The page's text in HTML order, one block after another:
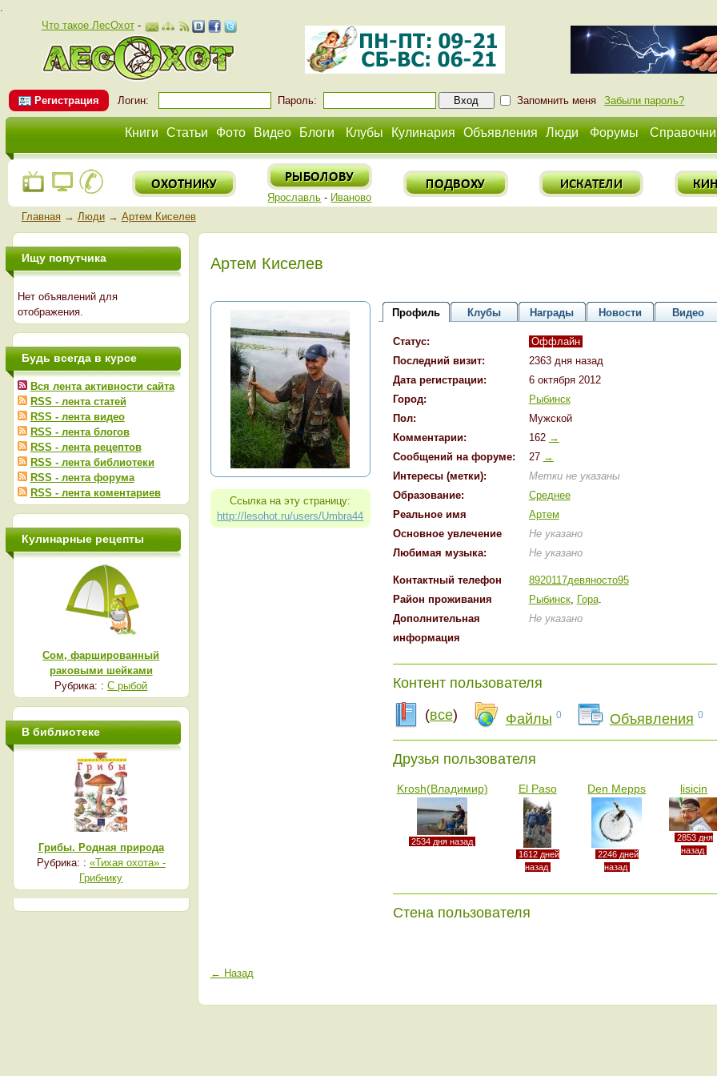
.
Что такое ЛесОхот-
Регистрация Логин: Пароль: Запомнить меня Забыли пароль?
Книги Статьи Фото Видео Блоги Клубы Кулинария Объявления Люди Форумы
Ярославль - Иваново
Главная→ Люди→ Артем Киселев
Артем Киселев
Ссылка на эту страницу:
http://lesohot.ru/users/Umbra44
Профиль Клубы Награды Новости Видео
Статус:
Оффлайн
Последний визит:
2363 дня назад
Дата регистрации:
6 октября 2012
Город:
Рыбинск
Пол:
Мужской
Комментарии:
162 →
Cообщений на форуме:
27 →
Интересы (метки):
Метки не указаны
Образование:
Среднее
Реальное имя
Артем
Основное увлечение
Не указано
Любимая музыка:
Не указано
Контактный телефон
8920117девяносто95
Район проживания
Рыбинск, Гора.
Дополнительная
информация
Не указано
Контент пользователя
(все) Файлы 0 Объявления 0
Друзья пользователя
Krosh(Владимир)
2534 дня назад
El Paso
1612 дней
назад
Den Mepps
2246 дней
назад
lisicin
2853 дня
назад
Стена пользователя
← Назад
Ищу попутчика
Нет объявлений для
отображения.
Будь всегда в курсе
Вся лента активности сайта
RSS - лента статей
RSS - лента видео
RSS - лента блогов
RSS - лента рецептов
RSS - лента библиотеки
RSS - лента форума
RSS - лента коментариев
Кулинарные рецепты
Сом, фаршированный
раковыми шейками
Рубрика: :С рыбой
В библиотеке
Грибы. Родная природа
Рубрика: : «Тихая охота» -
Грибнику